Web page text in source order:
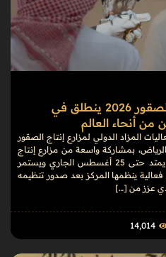
المزاد الدولي لمزارع إنتاج الصقور 2026 ينطلق في
من أنحاء العالم
المزاد الدولي لمزارع إنتاج الصقور
الرياض، بمشاركة واسعة من مزارع إنتاج
الصقور المحلية والدولية، في حدث يمتد حتى 25 أغسطس الجاري ويستمر
كأول فعالية ينظمها المركز بعد صدور تنظيمه
عزز من […]
14٬014